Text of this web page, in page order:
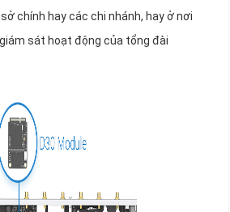
chính hay các chi nhánh, hay ở nơi
sát hoạt động của tổng đài